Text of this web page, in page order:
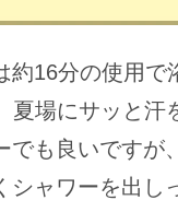
約16分の使用で
夏場にサッと汗
でも良いですが
シャワーを出し